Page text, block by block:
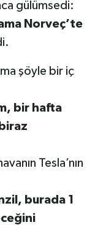
gülümsedi:
Norveç’te
şöyle bir iç
bir hafta
Tesla’nın
burada 1